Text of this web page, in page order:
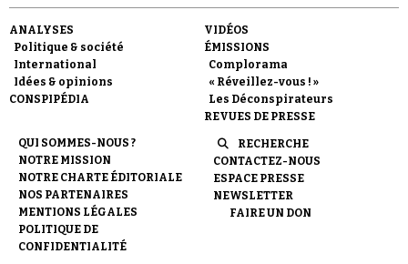
ANALYSES
Politique & société
International
Idées & opinions
CONSPIPÉDIA
VIDÉOS
ÉMISSIONS
Complorama
« Réveillez-vous ! »
Les Déconspirateurs
REVUES DE PRESSE
QUI SOMMES-NOUS ?
NOTRE MISSION
NOTRE CHARTE ÉDITORIALE
NOS PARTENAIRES
MENTIONS LÉGALES
POLITIQUE DE
CONFIDENTIALITÉ
RECHERCHE
CONTACTEZ-NOUS
ESPACE PRESSE
NEWSLETTER
FAIRE UN DON